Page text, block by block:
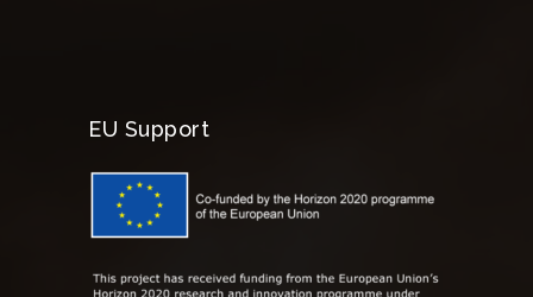
EU Support